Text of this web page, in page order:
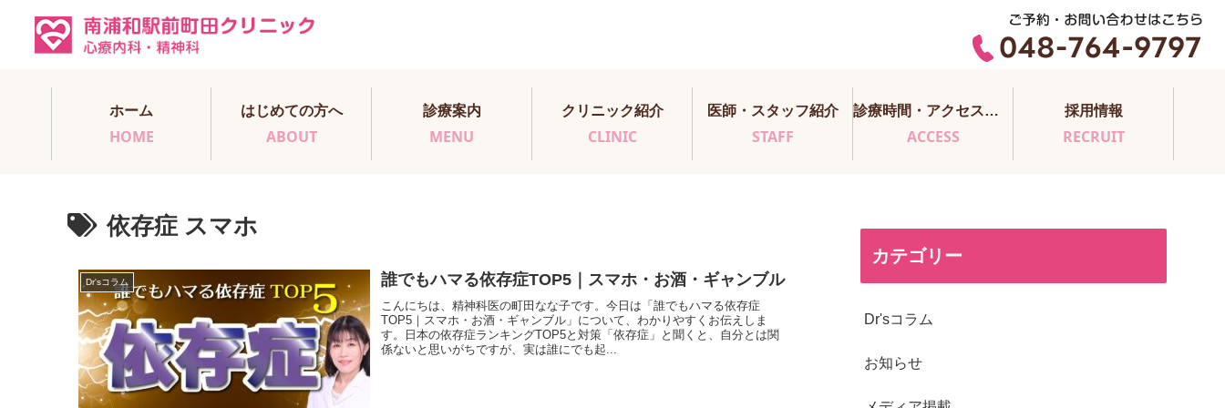
ホーム
HOME
はじめての方へ
ABOUT
診療案内
MENU
クリニック紹介
CLINIC
医師・スタッフ紹介
STAFF
診療時間・アクセス・医師担当表
ACCESS
採用情報
RECRUIT
依存症 スマホ
Dr'sコラム 誰でもハマる依存症TOP5｜スマホ・お酒・ギャンブル
こんにちは、精神科医の町田なな子です。今日は「誰でもハマる依存症
TOP5｜スマホ・お酒・ギャンブル」について、わかりやすくお伝えしま
す。日本の依存症ランキングTOP5と対策「依存症」と聞くと、自分とは関
係ないと思いがちですが、実は誰にでも起...
カテゴリー
Dr'sコラム
お知らせ